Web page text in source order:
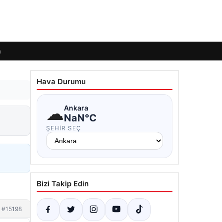
#15198
Hava Durumu
☁Ankara
NaN°C
ŞEHIR SEÇ
Bizi Takip Edin